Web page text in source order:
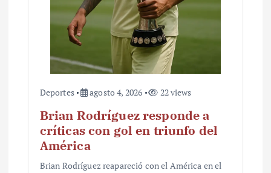
Deportes agosto 4, 2026 22 views
Brian Rodríguez responde a
críticas con gol en triunfo del
América
Brian Rodríguez reapareció con el América en el